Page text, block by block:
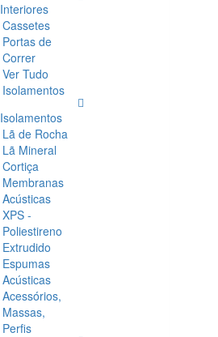
Interiores
Cassetes
Portas de
Correr
Ver Tudo
Isolamentos
Isolamentos
Lã de Rocha
Lã Mineral
Cortiça
Membranas
Acústicas
XPS -
Poliestireno
Extrudido
Espumas
Acústicas
Acessórios,
Massas,
Perfis